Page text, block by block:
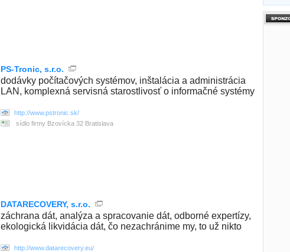
PS-Tronic, s.r.o.
dodávky počítačových systémov, inštalácia a administrácia
LAN, komplexná servisná starostlivosť o informačné systémy
http://www.pstronic.sk/
sídlo firmy Bzovícka 32 Bratislava
DATARECOVERY, s.r.o.
záchrana dát, analýza a spracovanie dát, odborné expertízy,
ekologická likvidácia dát, čo nezachránime my, to už nikto
http://www.datarecovery.eu/